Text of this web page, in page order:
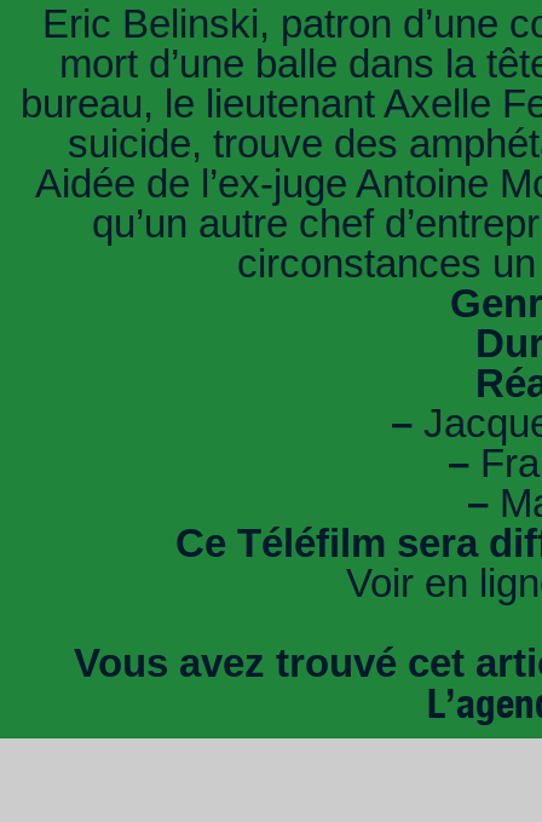
Eric Belinski, patron d’une
mort d’une balle dans la
bureau, le lieutenant Axelle
suicide, trouve des
Aidée de l’ex-juge Antoine
qu’un autre chef
circonstances
–
–
–
Ce Téléfilm sera
Voir en
Vous avez trouvé cet